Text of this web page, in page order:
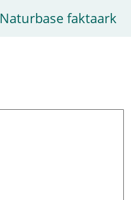
Naturbase faktaark